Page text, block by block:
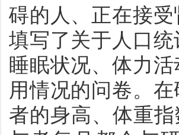
碍的人、正在接
填写了关于人口
睡眠状况、体力
用情况的问卷。
者的身高、体重